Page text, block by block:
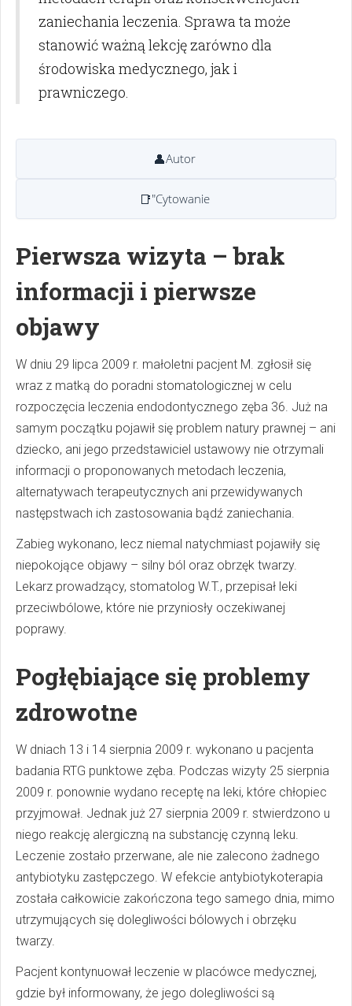
zaniechania leczenia. Sprawa ta może
stanowić ważną lekcję zarówno dla
środowiska medycznego, jak i
prawniczego.
👤Autor
📑"Cytowanie
Pierwsza wizyta – brak
informacji i pierwsze
objawy
W dniu 29 lipca 2009 r. małoletni pacjent M. zgłosił się
wraz z matką do poradni stomatologicznej w celu
rozpoczęcia leczenia endodontycznego zęba 36. Już na
samym początku pojawił się problem natury prawnej – ani
dziecko, ani jego przedstawiciel ustawowy nie otrzymali
informacji o proponowanych metodach leczenia,
alternatywach terapeutycznych ani przewidywanych
następstwach ich zastosowania bądź zaniechania.
Zabieg wykonano, lecz niemal natychmiast pojawiły się
niepokojące objawy – silny ból oraz obrzęk twarzy.
Lekarz prowadzący, stomatolog W.T., przepisał leki
przeciwbólowe, które nie przyniosły oczekiwanej
poprawy.
Pogłębiające się problemy
zdrowotne
W dniach 13 i 14 sierpnia 2009 r. wykonano u pacjenta
badania RTG punktowe zęba. Podczas wizyty 25 sierpnia
2009 r. ponownie wydano receptę na leki, które chłopiec
przyjmował. Jednak już 27 sierpnia 2009 r. stwierdzono u
niego reakcję alergiczną na substancję czynną leku.
Leczenie zostało przerwane, ale nie zalecono żadnego
antybiotyku zastępczego. W efekcie antybiotykoterapia
została całkowicie zakończona tego samego dnia, mimo
utrzymujących się dolegliwości bólowych i obrzęku
twarzy.
Pacjent kontynuował leczenie w placówce medycznej,
gdzie był informowany, że jego dolegliwości są